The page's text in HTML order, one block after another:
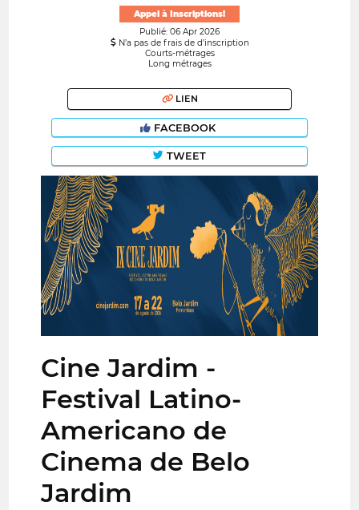
Appel à Inscriptions!
Publié: 06 Apr 2026
N’a pas de frais de d’inscription
Courts-métrages
Long métrages
LIEN
FACEBOOK
TWEET
Cine Jardim -
Festival Latino-
Americano de
Cinema de Belo
Jardim